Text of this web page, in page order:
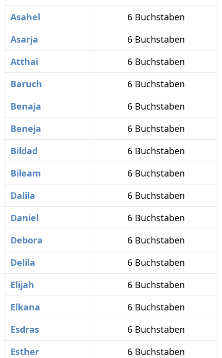
Asahel
6 Buchstaben
Asarja
6 Buchstaben
Atthai
6 Buchstaben
Baruch
6 Buchstaben
Benaja
6 Buchstaben
Beneja
6 Buchstaben
Bildad
6 Buchstaben
Bileam
6 Buchstaben
Dalila
6 Buchstaben
Daniel
6 Buchstaben
Debora
6 Buchstaben
Delila
6 Buchstaben
Elijah
6 Buchstaben
Elkana
6 Buchstaben
Esdras
6 Buchstaben
Esther
6 Buchstaben